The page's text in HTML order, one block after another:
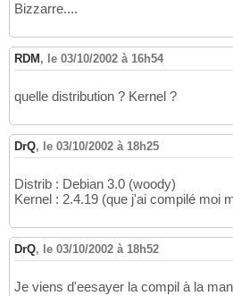
Bizzarre....
RDM , le 03/10/2002 à 16h54
quelle distribution ? Kernel ?
DrQ, le 03/10/2002 à 18h25
Distrib : Debian 3.0 (woody)
Kernel : 2.4.19 (que j'ai compilé moi
DrQ, le 03/10/2002 à 18h52
Je viens d'eesayer la compil à la